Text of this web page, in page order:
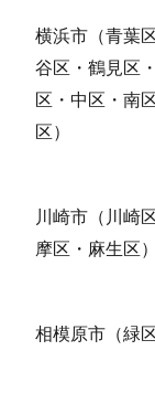
横浜市（青葉
谷区・鶴見区
区・中区・南
区）
川崎市（川崎
摩区・麻生区）
相模原市（緑